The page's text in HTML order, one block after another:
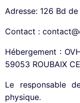
Adresse: 126 Bd
Contact :
Hébergement :
59053 ROUBAIX
Le responsable
physique.